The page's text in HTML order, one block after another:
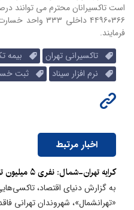
است تاکسیرانان محترم می توانند
۴۴۹۶۰۳۶۶ داخلی
فرمایند.
تاکسیرانی تهران
بیمه
نرم افزار سیناد
ثبت
اخبار مرتبط
​کرایه تهران-شمال: نفری ۵ میلیون تومان!
به گزارش دنیای اقتصاد،
«تهرانشمال»، شهروندان تهرانی